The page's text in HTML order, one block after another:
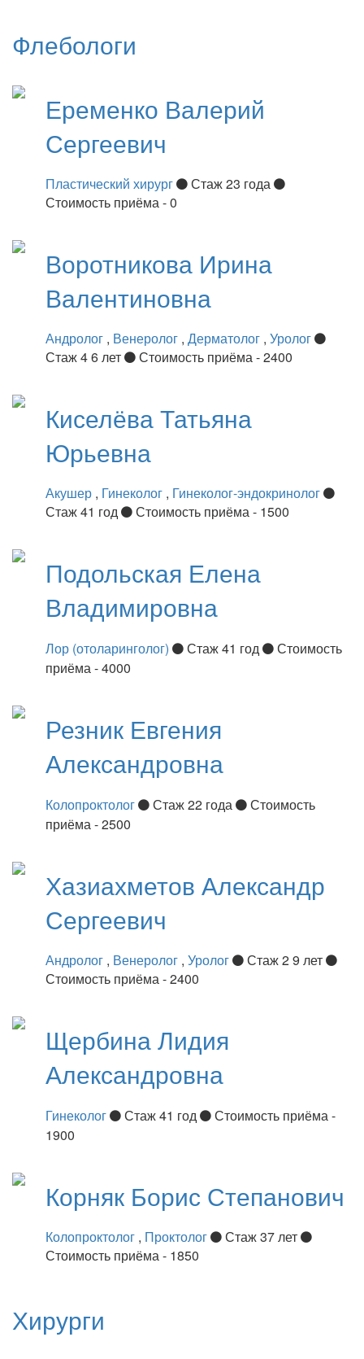
Флебологи
Еременко Валерий
Сергеевич
Пластический хирург
Стаж 23 года
Стоимость приёма - 0
Воротникова Ирина
Валентиновна
Андролог , Венеролог , Дерматолог , Уролог
Стаж 4 6 лет
Стоимость приёма - 2400
КиселёваТатьяна
Юрьевна
Акушер , Гинеколог , Гинеколог-эндокринолог
Стаж 41 год
Стоимость приёма - 1500
Подольская Елена
Владимировна
Лор (отоларинголог) Стаж 41 год
Стоимость
приёма - 4000
Резник Евгения
Александровна
Колопроктолог Стаж 22 года
Стоимость
приёма - 2500
Хазиахметов Александр
Сергеевич
Андролог , Венеролог , Уролог
Стаж 2 9 лет
Стоимость приёма - 2400
ЩербинаЛидия
Александровна
Гинеколог Стаж 41 год
Стоимость приёма -
1900
Корняк Борис Степанович
Колопроктолог , Проктолог
Стаж 37 лет
Стоимость приёма - 1850
Хирурги